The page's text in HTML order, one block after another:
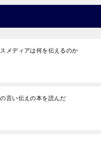
メディアは何を伝えるのか
言い伝えの本を読んだ